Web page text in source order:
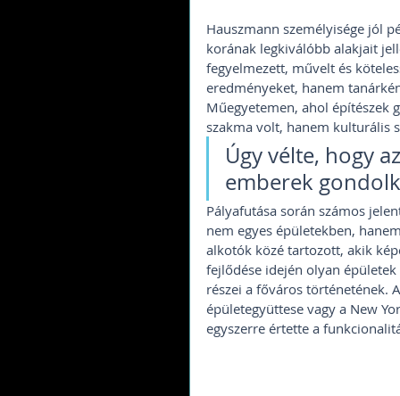
Hauszmann személyisége jól
korának legkiválóbb alakjait
fegyelmezett, művelt és
eredményeket, hanem
Műegyetemen, ahol építészek
szakma volt, hanem kulturális
Úgy vélte, hogy
emberek
Pályafutása során számos
nem egyes épületekben,
alkotók közé tartozott, akik
fejlődése idején olyan
részei a főváros történetének.
épületegyüttese vagy a New
egyszerre értette a